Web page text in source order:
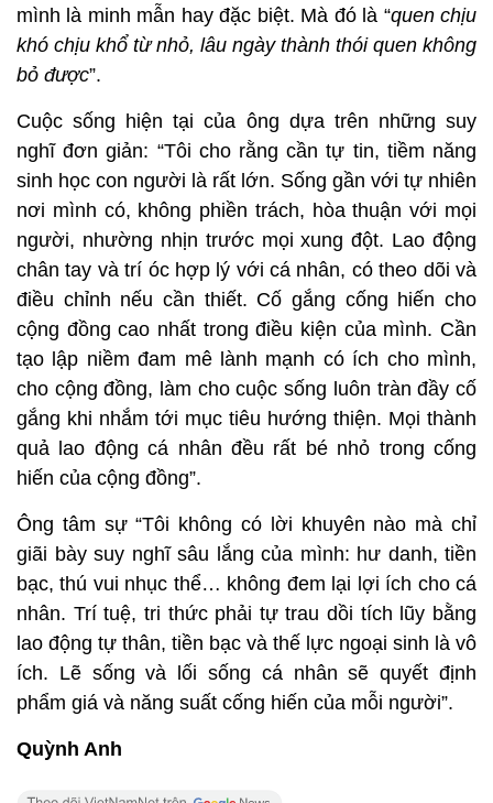
mình là minh mẫn hay đặc biệt. Mà đó là “quen chịu
khó chịu khổ từ nhỏ, lâu ngày thành thói quen không
bỏ được”.
Cuộc sống hiện tại của ông dựa trên những suy
nghĩ đơn giản: “Tôi cho rằng cần tự tin, tiềm năng
sinh học con người là rất lớn. Sống gần với tự nhiên
nơi mình có, không phiền trách, hòa thuận với mọi
người, nhường nhịn trước mọi xung đột. Lao động
chân tay và trí óc hợp lý với cá nhân, có theo dõi và
điều chỉnh nếu cần thiết. Cố gắng cống hiến cho
cộng đồng cao nhất trong điều kiện của mình. Cần
tạo lập niềm đam mê lành mạnh có ích cho mình,
cho cộng đồng, làm cho cuộc sống luôn tràn đầy cố
gắng khi nhắm tới mục tiêu hướng thiện. Mọi thành
quả lao động cá nhân đều rất bé nhỏ trong cống
hiến của cộng đồng”.
Ông tâm sự “Tôi không có lời khuyên nào mà chỉ
giãi bày suy nghĩ sâu lắng của mình: hư danh, tiền
bạc, thú vui nhục thể… không đem lại lợi ích cho cá
nhân. Trí tuệ, tri thức phải tự trau dồi tích lũy bằng
lao động tự thân, tiền bạc và thế lực ngoại sinh là vô
ích. Lẽ sống và lối sống cá nhân sẽ quyết định
phẩm giá và năng suất cống hiến của mỗi người”.
Quỳnh Anh